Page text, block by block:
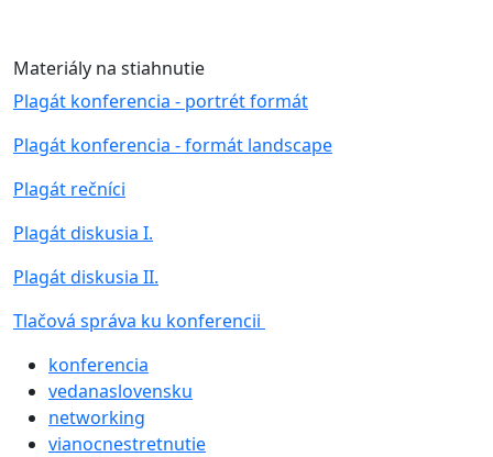
Materiály na stiahnutie
Plagát konferencia - portrét formát
Plagát konferencia - formát landscape
Plagát rečníci
Plagát diskusia I.
Plagát diskusia II.
Tlačová správa ku konferencii
konferencia
vedanaslovensku
networking
vianocnestretnutie